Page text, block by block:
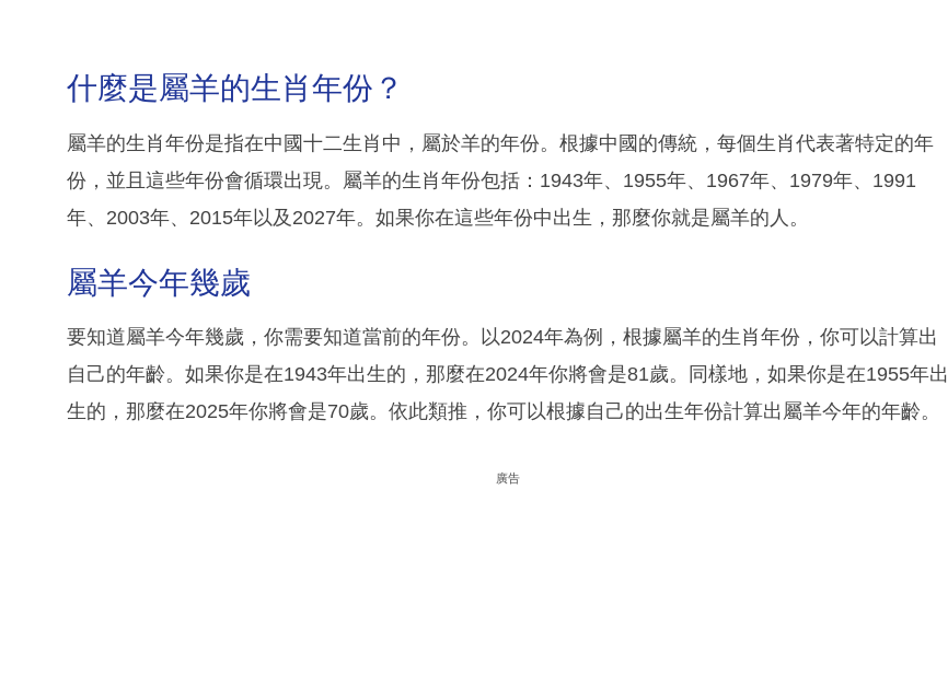
什麼是屬羊的生肖年份？
屬羊的生肖年份是指在中國十二生肖中，屬於羊的年份。根據中國的傳統，每個生肖代表著特定的年
份，並且這些年份會循環出現。屬羊的生肖年份包括：1943年、1955年、1967年、1979年、1991
年、2003年、2015年以及2027年。如果你在這些年份中出生，那麼你就是屬羊的人。
屬羊今年幾歲
要知道屬羊今年幾歲，你需要知道當前的年份。以2024年為例，根據屬羊的生肖年份，你可以計算出
自己的年齡。如果你是在1943年出生的，那麼在2024年你將會是81歲。同樣地，如果你是在1955年出
生的，那麼在2025年你將會是70歲。依此類推，你可以根據自己的出生年份計算出屬羊今年的年齡。
廣告